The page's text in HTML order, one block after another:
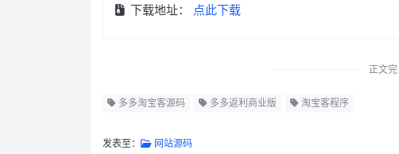
下载地址：
点此下载
正文完
多多淘宝客源码 多多返利商业版 淘宝客程序
发表至： 网站源码